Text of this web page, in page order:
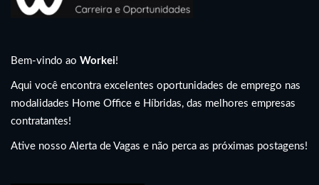
Bem-vindo ao Workei!
Aqui você encontra excelentes oportunidades de emprego nas
modalidades Home Office e Híbridas, das melhores empresas
contratantes!
Ative nosso Alerta de Vagas e não perca as próximas postagens!